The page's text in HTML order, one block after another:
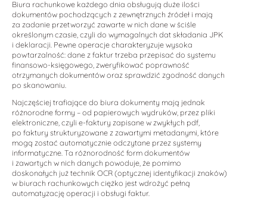
Biura rachunkowe każdego dnia obsługują duże ilości
dokumentów pochodzących z zewnętrznych źródeł i mają
za zadanie przetworzyć zawarte w nich dane w ściśle
określonym czasie, czyli do wymagalnych dat składania JPK
i deklaracji. Pewne operacje charakteryzuje wysoka
powtarzalność: dane z faktur trzeba przepisać do systemu
finansowo-księgowego, zweryfikować poprawność
otrzymanych dokumentów oraz sprawdzić zgodność danych
po skanowaniu.
Najczęściej trafiające do biura dokumenty mają jednak
różnorodne formy – od papierowych wydruków, przez pliki
elektroniczne, czyli e-faktury zapisane w zwykłych pdf,
po faktury strukturyzowane z zawartymi metadanymi, które
mogą zostać automatycznie odczytane przez systemy
informatyczne. Ta różnorodność form dokumentów
i zawartych w nich danych powoduje, że pomimo
doskonałych już technik OCR (optycznej identyfikacji znaków)
w biurach rachunkowych ciężko jest wdrożyć pełną
automatyzację operacji i obsługi faktur.